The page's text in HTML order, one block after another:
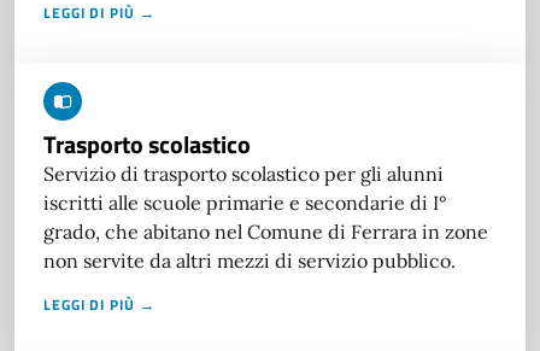
LEGGI DI PIÙ →
Trasporto scolastico
Servizio di trasporto scolastico per gli alunni
iscritti alle scuole primarie e secondarie di I°
grado, che abitano nel Comune di Ferrara in zone
non servite da altri mezzi di servizio pubblico.
LEGGI DI PIÙ →